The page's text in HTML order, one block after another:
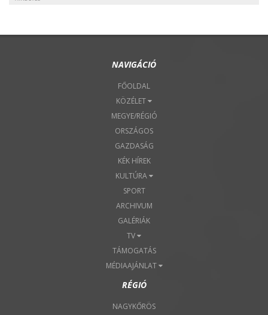
NAVIGÁCIÓ
FŐOLDAL
KÖZÉLET
MEGYE/RÉGIÓ
ORSZÁGOS
GAZDASÁG
KÉK HÍREK
KULTÚRA
SPORT
ARCHIVUM
GALÉRIÁK
TV
TÁMOGATÁS
MÉDIAAJÁNLAT
RÉGIÓ
NAGYKŐRÖS